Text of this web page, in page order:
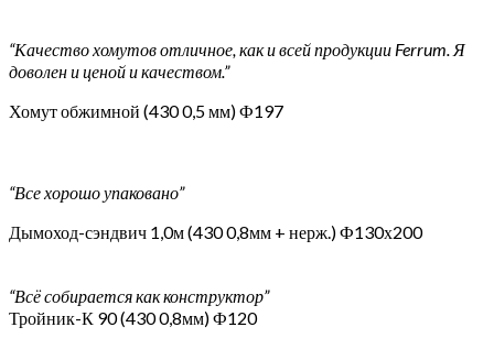
“Качество хомутов отличное, как и всей продукции Ferrum. Я
доволен и ценой и качеством.”
Хомут обжимной (430 0,5 мм) Ф197
“Все хорошо упаковано”
Дымоход-сэндвич 1,0м (430 0,8мм + нерж.) Ф130х200
“Всё собирается как конструктор”
Тройник-К 90 (430 0,8мм) Ф120